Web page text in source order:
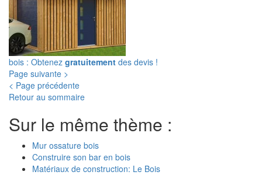
bois : Obtenez gratuitement des devis !
Page suivante >
< Page précédente
Retour au sommaire
Sur le même thème :
Mur ossature bois
Construire son bar en bois
Matériaux de construction: Le Bois